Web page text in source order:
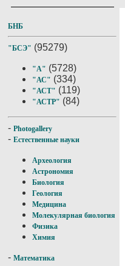
БНБ
"БСЭ" (95279)
"А" (5728)
"АС" (334)
"АСТ" (119)
"АСТР" (84)
- Photogallery
- Естественные науки
Археология
Астрономия
Биология
Геология
Медицина
Молекулярная биология
Физика
Химия
- Математика